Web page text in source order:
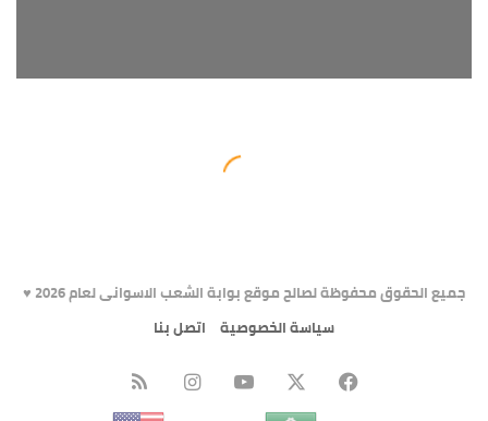
جميع الحقوق محفوظة لصالح موقع بوابة الشعب الاسوانى لعام 2026 ♥️
سياسة الخصوصية اتصل بنا
فيسبوك يوتيوبانستقرامملخص